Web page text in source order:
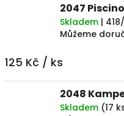
2047
Skladem |
Můžeme
125 Kč / ks
2048
Skladem (17